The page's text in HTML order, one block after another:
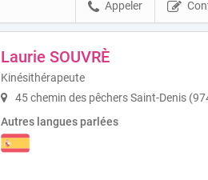
Appeler
Laurie SOUVRÈ
Kinésithérapeute
45 chemin des pêchers Saint-Denis
Autres langues parlées